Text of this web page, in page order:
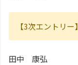
【3次エントリー】
田中 康弘